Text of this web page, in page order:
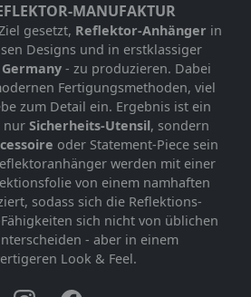
MANUFAKTUR
gesetzt, Reflektor-Anhänger in
Designs und in erstklassiger
- zu produzieren. Dabei
Fertigungsmethoden, viel
zum Detail ein. Ergebnis ist ein
nur Sicherheits-Utensil, sondern
oder Statement-Piece sein
werden mit einer
von einem namhaften
sodass sich die Reflektions-
sich nicht von üblichen
- aber in einem
Look & Feel.